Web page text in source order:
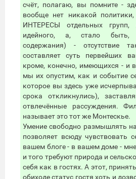
счёт, полагаю, вы помните -
вообще нет никакой
ИНТЕРЕСЫ отдельных групп,
идейного, а, стало быть,
содержания) - отсутствие
составляет суть первейших
кроме, конечно, имеющихся - и
мы их опустим, как и событие
которое вы здесь уже
срока откликнулись),
отвлечённые рассуждения.
называет это тот же Монтескье.
Умение свободно размышлять на
позволяет всюду чувствовать
вашем блоге - в вашем доме -
и того требуют природа и
себя как в гостях. А этот,
обиходе статус гостя хоть и